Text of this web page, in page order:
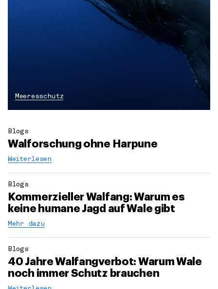
Meeresschutz
Blogs
Walforschung ohne Harpune
Weiterlesen
Blogs
Kommerzieller Walfang: Warum es
keine humane Jagd auf Wale gibt
Mehr dazu
Blogs
40 Jahre Walfangverbot: Warum Wale
noch immer Schutz brauchen